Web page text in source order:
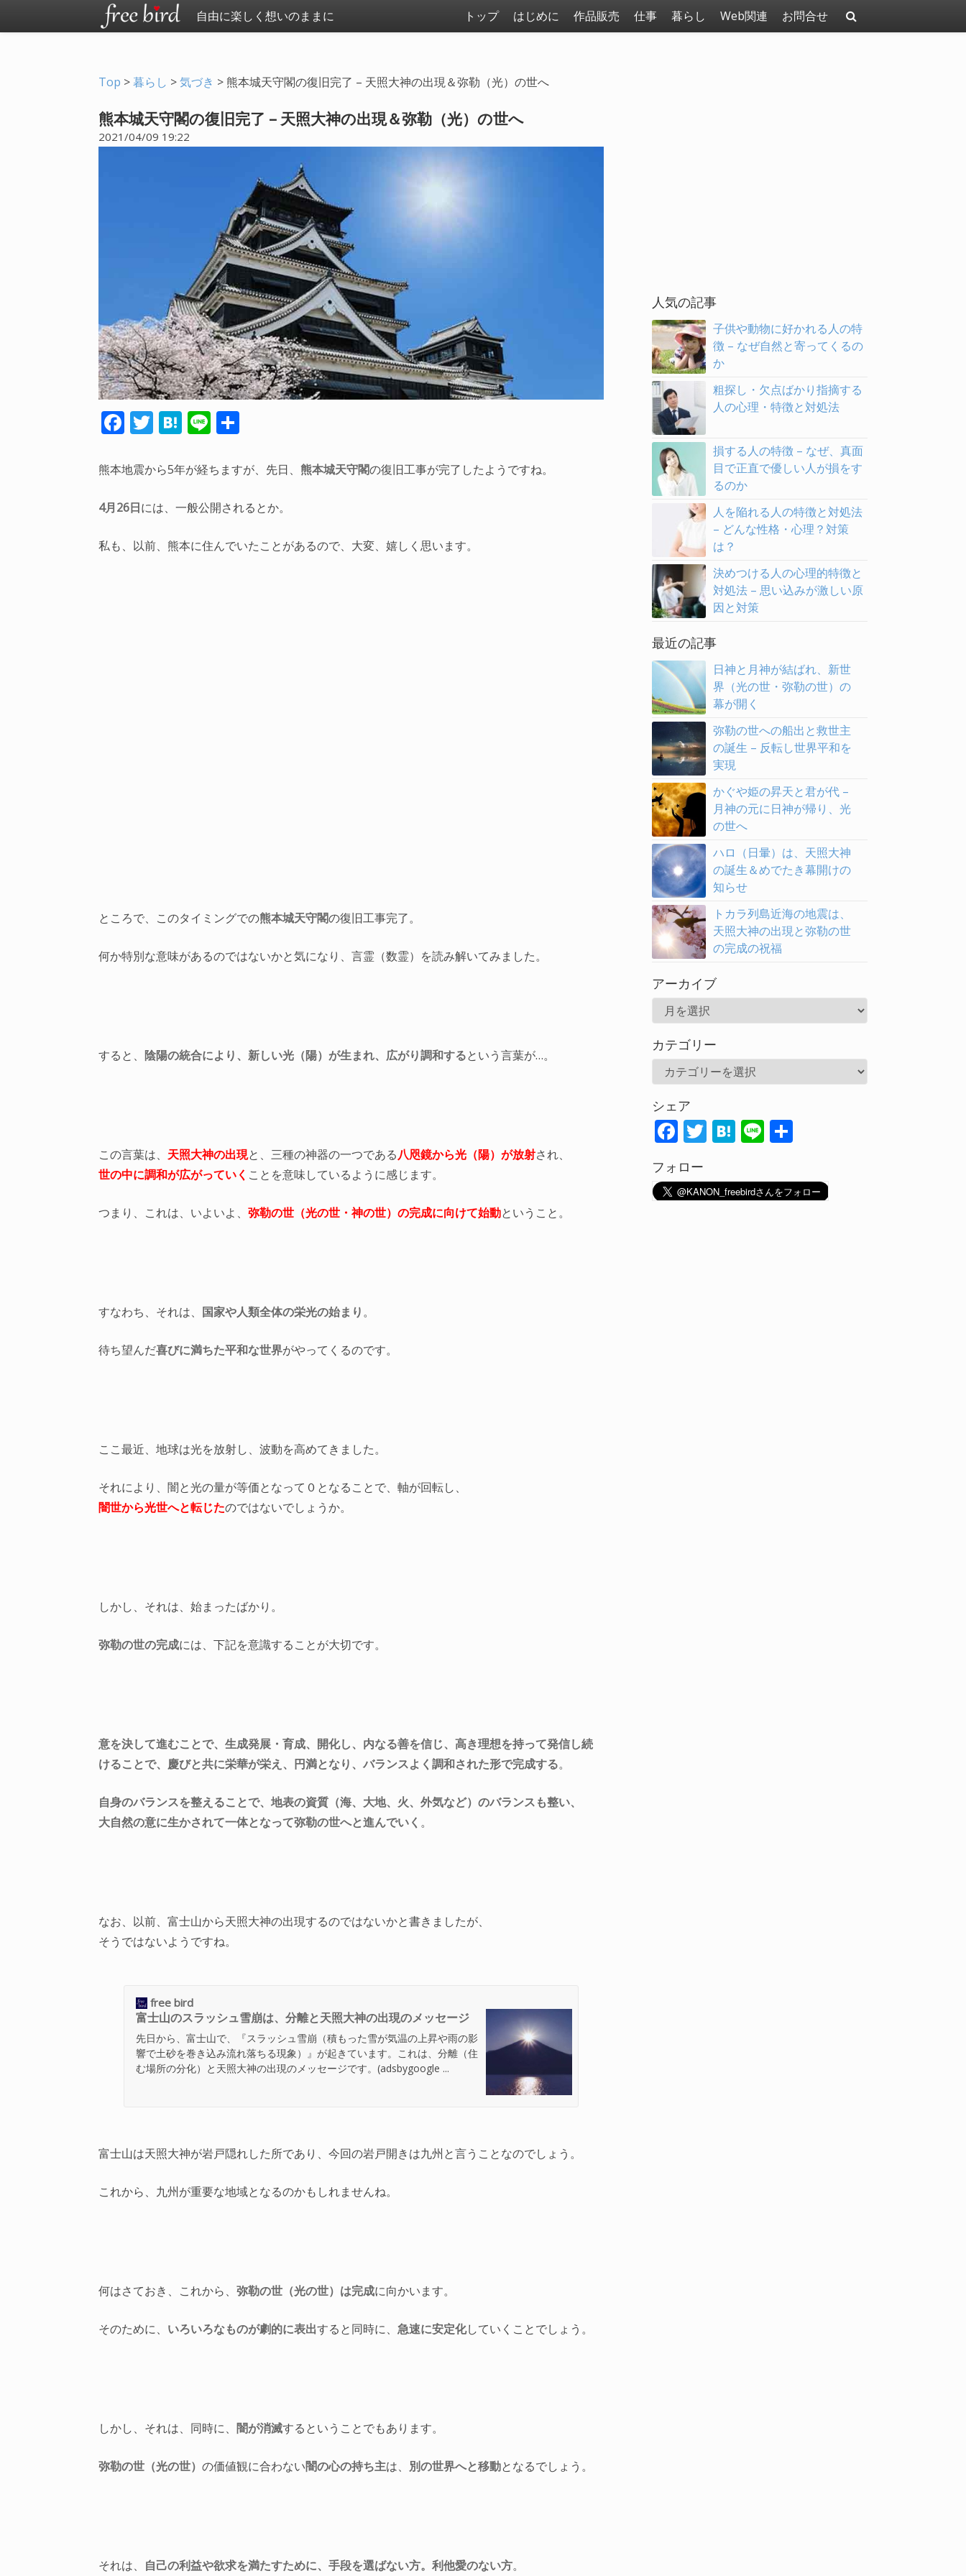
自由に楽しく想いのままに トップ はじめに 作品販売 仕事 暮らし Web関連 お問合せ
Top >暮らし >気づき > 熊本城天守閣の復旧完了 – 天照大神の出現＆弥勒（光）の世へ
熊本城天守閣の復旧完了 – 天照大神の出現＆弥勒（光）の世へ
2021/04/09 19:22
F
e
o
o
k
T
itt
H
e
a
Li
e
熊本地震から5年が経ちますが、先日、 熊本城天守閣の復旧工事が完了したようですね。
4月26日には、一般公開されるとか。
私も、以前、熊本に住んでいたことがあるので、大変、嬉しく思います。
ところで、このタイミングでの熊本城天守閣の復旧工事完了。
何か特別な意味があるのではないかと気になり、言霊（数霊）を読み解いてみました。
すると、 陰陽の統合により、新しい光（陽）が生まれ、広がり調和するという言葉が…。
この言葉は、 天照大神の出現と、三種の神器の一つである八咫鏡から光（陽）が放射され、
世の中に調和が広がっていく ことを意味しているように感じます。
つまり、これは、いよいよ、 弥勒の世（光の世・神の世）の完成に向けて始動ということ。
すなわち、それは、 国家や人類全体の栄光の始まり。
待ち望んだ喜びに満ちた平和な世界がやってくるのです。
ここ最近、地球は光を放射し、波動を高めてきました。
それにより、闇と光の量が等価となって０となることで、軸が回転し、
闇世から光世へと転じたのではないでしょうか。
しかし、それは、始まったばかり。
弥勒の世の完成には、下記を意識することが大切です。
意を決して進むことで、生成発展・育成、開化し、内なる善を信じ、高き理想を持って発信し続
けることで、慶びと共に栄華が栄え、円満となり、バランスよく調和された形で完成する。
自身のバランスを整えることで、地表の資質（海、大地、火、外気など）のバランスも整い、
大自然の意に生かされて一体となって弥勒の世へと進んでいく 。
なお、以前、富士山から天照大神の出現するのではないかと書きましたが、
そうではないようですね。
free bird
富士山のスラッシュ雪崩は、分離と天照大神の出現のメッセージ
先日から、富士山で、『スラッシュ雪崩（積もった雪が気温の上昇や雨の影
響で土砂を巻き込み流れ落ちる現象）』が起きています。これは、分離（住
む場所の分化）と天照大神の出現のメッセージです。(adsbygoogle ...
富士山は天照大神が岩戸隠れした所であり、今回の岩戸開きは九州と言うことなのでしょう。
これから、九州が重要な地域となるのかもしれませんね。
何はさておき、これから、 弥勒の世（光の世）は完成に向かいます。
そのために、 いろいろなものが劇的に表出すると同時に、 急速に安定化していくことでしょう。
しかし、それは、同時に、 闇が消滅するということでもあります。
弥勒の世（光の世） の価値観に合わない闇の心の持ち主は、 別の世界へと移動となるでしょう。
それは、 自己の利益や欲求を満たすために、手段を選ばない方。利他愛のない方。
人気の記事
子供や動物に好かれる人の特
徴 – なぜ自然と寄ってくるの
か
粗探し・欠点ばかり指摘する
人の心理・特徴と対処法
損する人の特徴 – なぜ、真面
目で正直で優しい人が損をす
るのか
人を陥れる人の特徴と対処法
– どんな性格・心理？対策
は？
決めつける人の心理的特徴と
対処法 – 思い込みが激しい原
因と対策
最近の記事
日神と月神が結ばれ、新世
界（光の世・弥勒の世）の
幕が開く
弥勒の世への船出と救世主
の誕生 – 反転し世界平和を
実現
かぐや姫の昇天と君が代 –
月神の元に日神が帰り、光
の世へ
ハロ（日暈）は、天照大神
の誕生＆めでたき幕開けの
知らせ
トカラ列島近海の地震は、
天照大神の出現と弥勒の世
の完成の祝福
アーカイブ
ー
カ
ブ
カテゴリー
テ
ゴ
リ
シェア
F
e
b
T
itt
er
H
e
n
Li
e
共
フォロー